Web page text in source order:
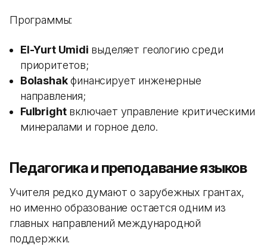
Программы:
El-Yurt Umidi выделяет геологию среди
приоритетов;
Bolashakфинансирует инженерные
направления;
Fulbrightвключает управление критическими
минералами и горное дело.
Педагогика и преподавание языков
Учителя редко думают о зарубежных грантах,
но именно образование остается одним из
главных направлений международной
поддержки.